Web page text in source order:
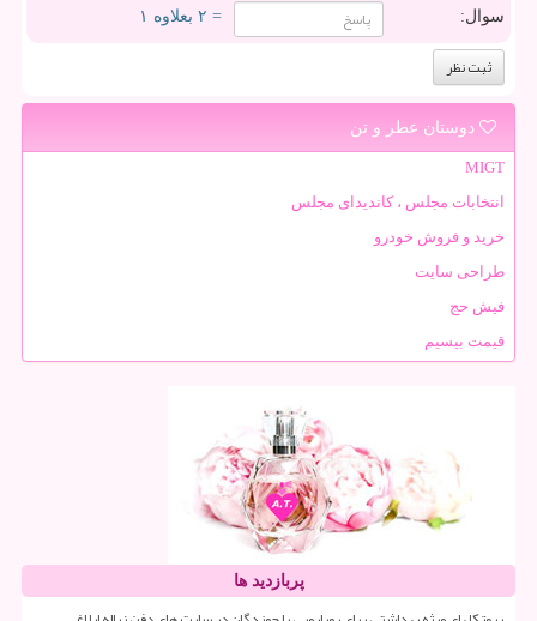
سوال: = ۲ بعلاوه ۱
دوستان عطر و تن
MIGT
انتخابات مجلس ، کاندیدای مجلس
خرید و فروش خودرو
طراحی سایت
فیش حج
قیمت بیسیم
پربازدید ها